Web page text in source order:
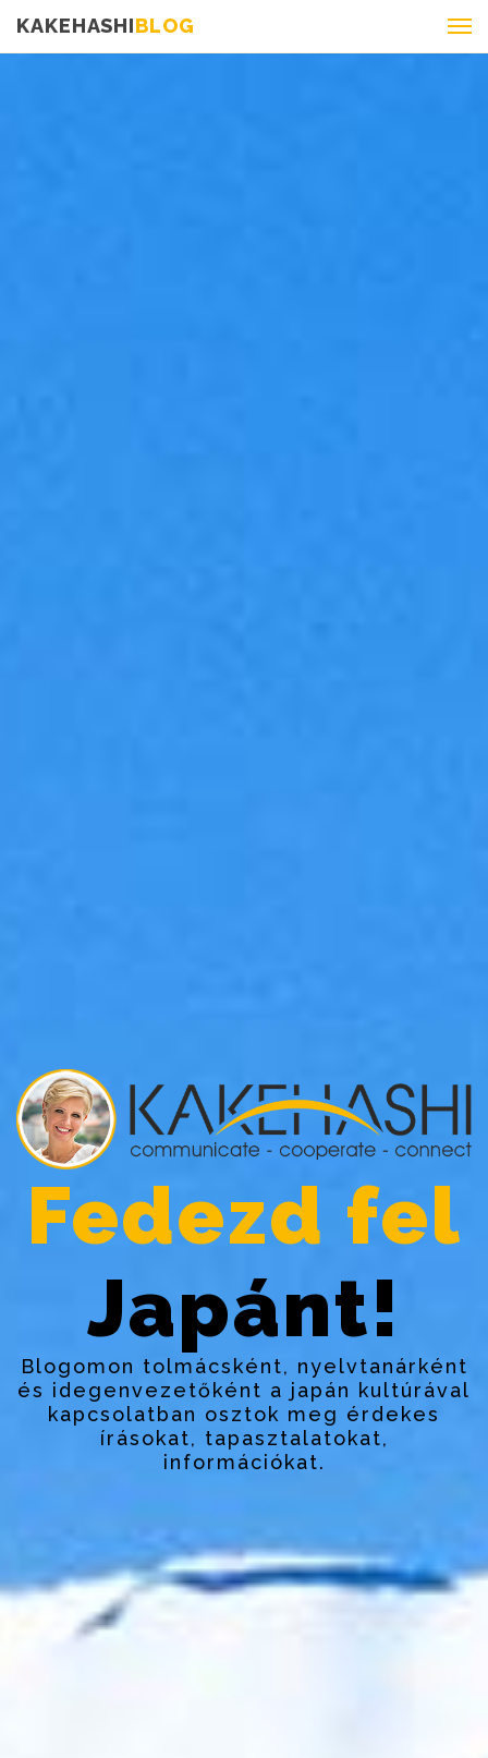
KAKEHASHIBLOG
Fedezd fel
Japánt!
Blogomon tolmácsként, nyelvtanárként
és idegenvezetőként a japán kultúrával
kapcsolatban osztok meg érdekes
írásokat, tapasztalatokat,
információkat.